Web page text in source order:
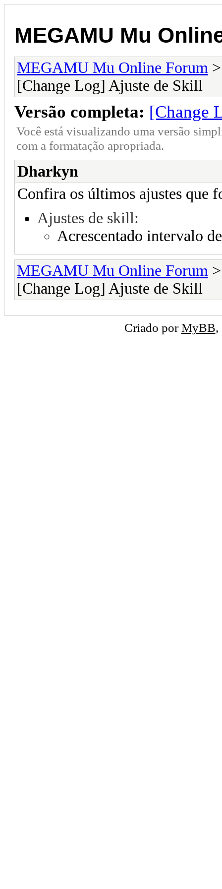
MEGAMU Mu
MEGAMU Mu Online Forum
[Change Log] Ajuste de Skill
Versão completa: [Change
Você está visualizando uma versão
com a formatação apropriada.
Dharkyn
Confira os últimos ajustes que
Ajustes de skill:
Acrescentado intervalo
MEGAMU Mu Online Forum
[Change Log] Ajuste de Skill
Criado porMyBB,